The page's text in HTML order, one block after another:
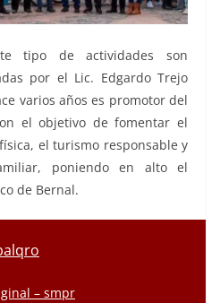
tipo de actividades son
por el Lic. Edgardo Trejo
varios años es promotor del
el objetivo de fomentar el
el turismo responsable y
poniendo en alto el
de Bernal.
– smpr